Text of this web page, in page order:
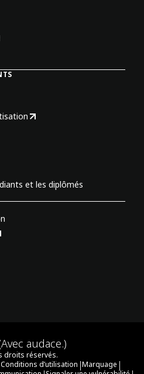
et les diplômés
audace.)
droits réservés.
Conditions d’utilisation |Marquage |